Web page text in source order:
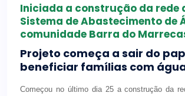
Iniciada a construção da rede
Sistema de Abastecimento de
comunidade Barra do
Projeto começa a sair do
beneficiar famílias com
Começou no último dia 25 a construção da